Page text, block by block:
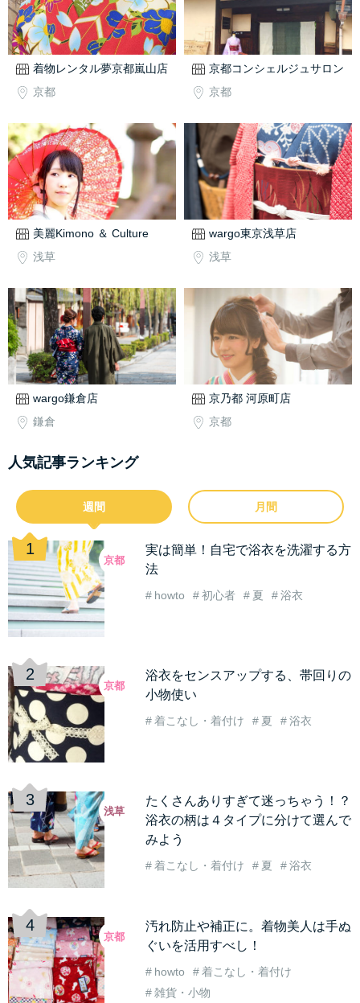
着物レンタル夢京都嵐山店
京都
京都コンシェルジュサロン
京都
美麗Kimono ＆ Culture
浅草
wargo東京浅草店
浅草
wargo鎌倉店
鎌倉
京乃都 河原町店
京都
人気記事ランキング
週間 月間
実は簡単！自宅で浴衣を洗濯する方
法
howto 初心者 夏 浴衣
京都
浴衣をセンスアップする、帯回りの
小物使い
着こなし・着付け 夏 浴衣
京都
たくさんありすぎて迷っちゃう！？
浴衣の柄は４タイプに分けて選んで
みよう
着こなし・着付け 夏 浴衣
浅草
汚れ防止や補正に。着物美人は手ぬ
ぐいを活用すべし！
howto
着こなし・着付け
雑貨・小物
京都